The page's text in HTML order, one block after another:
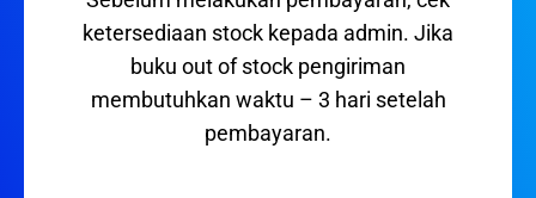
ketersediaan stock kepada admin. Jika
buku out of stock pengiriman
membutuhkan waktu – 3 hari setelah
pembayaran.